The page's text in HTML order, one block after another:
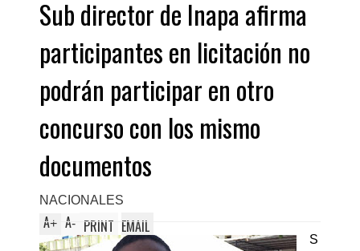
Sub director de Inapa afirma
participantes en licitación no
podrán participar en otro
concurso con los mismo
documentos
NACIONALES
A+ A- PRINT EMAIL
S